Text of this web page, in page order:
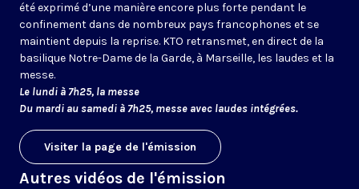
été exprimé d’une manière encore plus forte pendant le
confinement dans de nombreux pays francophones et se
maintient depuis la reprise. KTO retransmet, en direct de la
basilique Notre-Dame de la Garde, à Marseille, les laudes et la
messe.
Le lundi à 7h25, la messe
Du mardi au samedi à 7h25, messe avec laudes intégrées.
Visiter la page de l'émission
Autres vidéos de l'émission